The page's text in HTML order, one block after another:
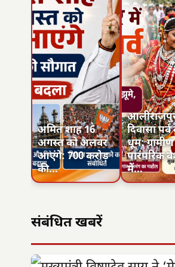
अमित शाह 16
अगस्त को अलवर
आएंगे: 700 करोड़
की…
दिवासा पर्व
धूम: ग्रामीण
पारंपरिक
में…
संबंधित खबरें